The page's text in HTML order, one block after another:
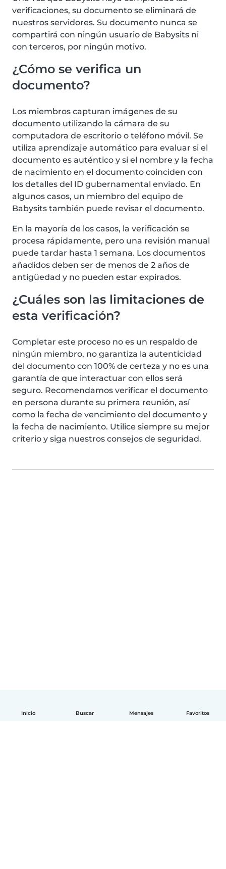
Inicio Buscar Mensajes Favoritos
verificaciones, su documento se eliminará de
nuestros servidores. Su documento nunca se
compartirá con ningún usuario de Babysits ni
con terceros, por ningún motivo.
¿Cómo se verifica un
documento?
Los miembros capturan imágenes de su
documento utilizando la cámara de su
computadora de escritorio o teléfono móvil. Se
utiliza aprendizaje automático para evaluar si el
documento es auténtico y si el nombre y la fecha
de nacimiento en el documento coinciden con
los detalles del ID gubernamental enviado. En
algunos casos, un miembro del equipo de
Babysits también puede revisar el documento.
En la mayoría de los casos, la verificación se
procesa rápidamente, pero una revisión manual
puede tardar hasta 1 semana. Los documentos
añadidos deben ser de menos de 2 años de
antigüedad y no pueden estar expirados.
¿Cuáles son las limitaciones de
esta verificación?
Completar este proceso no es un respaldo de
ningún miembro, no garantiza la autenticidad
del documento con 100% de certeza y no es una
garantía de que interactuar con ellos será
seguro. Recomendamos verificar el documento
en persona durante su primera reunión, así
como la fecha de vencimiento del documento y
la fecha de nacimiento. Utilice siempre su mejor
criterio y siga nuestros consejos de seguridad.